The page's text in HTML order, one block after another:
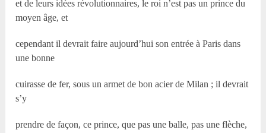
et de leurs idées révolutionnaires, le roi n’est pas un prince du
moyen âge, et
cependant il devrait faire aujourd’hui son entrée à Paris dans
une bonne
cuirasse de fer, sous un armet de bon acier de Milan ; il devrait
s’y
prendre de façon, ce prince, que pas une balle, pas une flèche,